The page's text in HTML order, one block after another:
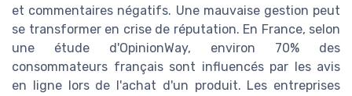
et commentaires négatifs. Une mauvaise gestion peut
se transformer en crise de réputation. En France, selon
une étude d'OpinionWay, environ 70% des
consommateurs français sont influencés par les avis
en ligne lors de l'achat d'un produit. Les entreprises